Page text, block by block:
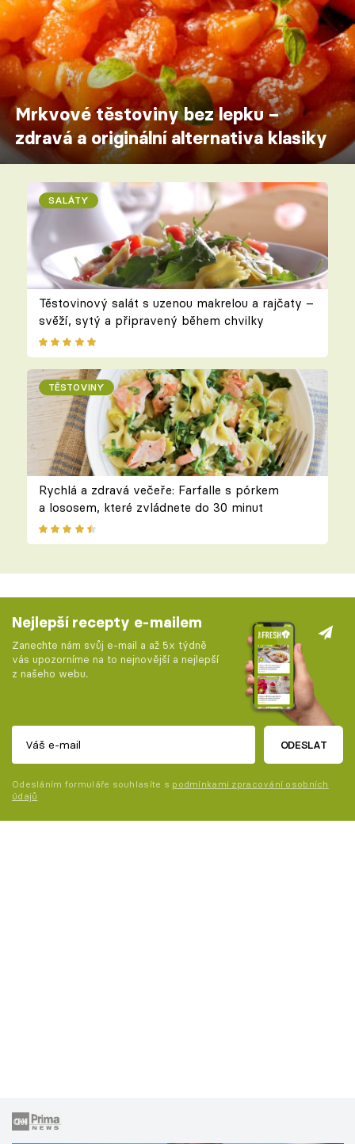
Mrkvové těstoviny bez lepku –
zdravá a originální alternativa klasiky
SALÁTY
Těstovinový salát s uzenou makrelou a rajčaty –
svěží, sytý a připravený během chvilky
TĚSTOVINY
Rychlá a zdravá večeře: Farfalle s pórkem
a lososem, které zvládnete do 30 minut
Nejlepší recepty e-mailem
Zanechte nám svůj e-mail a až 5x týdně
vás upozorníme na to nejnovější a nejlepší
z našeho webu.
ODESLAT
Odesláním formuláře souhlasíte s podmínkami zpracování osobních
údajů